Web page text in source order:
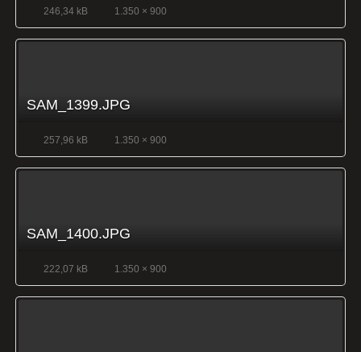
246,34 kB 1.350 × 900
SAM_1399.JPG
257,96 kB 1.350 × 900
SAM_1400.JPG
222,07 kB 1.350 × 900